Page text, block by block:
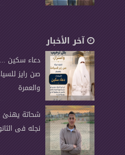
آخر الأخبار
دعاء سكين
صن رايز
والعمرة
شحاتة يهنئ
نجله فى